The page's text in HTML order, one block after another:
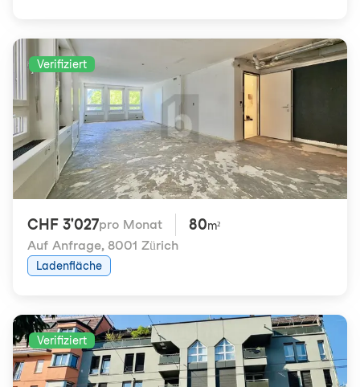
Verifiziert
CHF 3'027pro Monat 80m²
Auf Anfrage, 8001 Zürich
Ladenfläche
Verifiziert